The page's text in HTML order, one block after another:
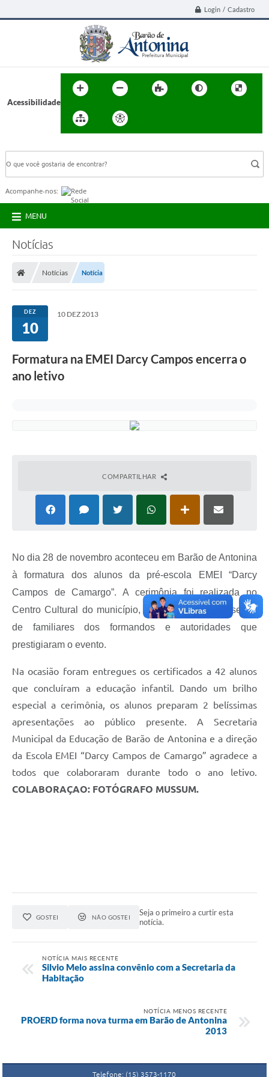
Login / Cadastro
Acessibilidade
Acompanhe-nos:
MENU
Notícias
Notícias Notícia
DEZ
10
10 DEZ 2013
Formatura na EMEI Darcy Campos encerra o
ano letivo
COMPARTILHAR
No dia 28 de novembro aconteceu em Barão de Antonina
à formatura dos alunos da pré-escola EMEI “Darcy
Campos de Camargo”. A cerimônia foi realizada no
Centro Cultural do município, e contou com a presença
de familiares dos formandos e autoridades que
prestigiaram o evento.
Na ocasião foram entregues os certificados a 42 alunos
que concluíram a educação infantil. Dando um brilho
especial a cerimônia, os alunos preparam 2 belíssimas
apresentações ao público presente. A Secretaria
Municipal da Educação de Barão de Antonina e a direção
da Escola EMEI “Darcy Campos de Camargo” agradece a
todos que colaboraram durante todo o ano letivo.
COLABORAÇAO: FOTÓGRAFO MUSSUM.
GOSTEI NÃO GOSTEI
Seja o primeiro a curtir esta
notícia.
NOTÍCIA MAIS RECENTE
Silvio Melo assina convênio com a Secretaria da
Habitação
NOTÍCIA MENOS RECENTE
PROERD forma nova turma em Barão de Antonina
2013
Telefone: (15) 3573-1170